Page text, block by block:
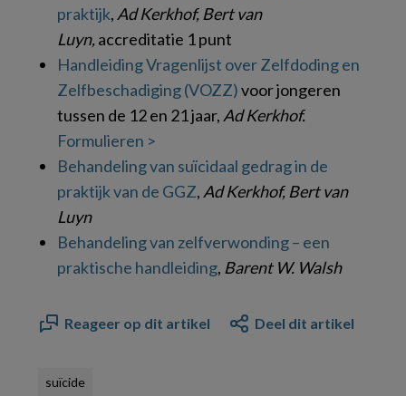
praktijk, Ad Kerkhof, Bert van
Luyn,accreditatie 1 punt
Handleiding Vragenlijst over Zelfdoding en
Zelfbeschadiging (VOZZ)voor jongeren
tussen de 12 en 21 jaar, Ad Kerkhof.
Formulieren >
Behandeling van suïcidaal gedrag in de
praktijk van de GGZ, Ad Kerkhof, Bert van
Luyn
Behandeling van zelfverwonding – een
praktische handleiding, Barent W. Walsh
Reageer op dit artikel Deel dit artikel
suïcide